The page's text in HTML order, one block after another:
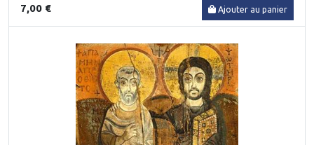
7,00 € Ajouter au panier